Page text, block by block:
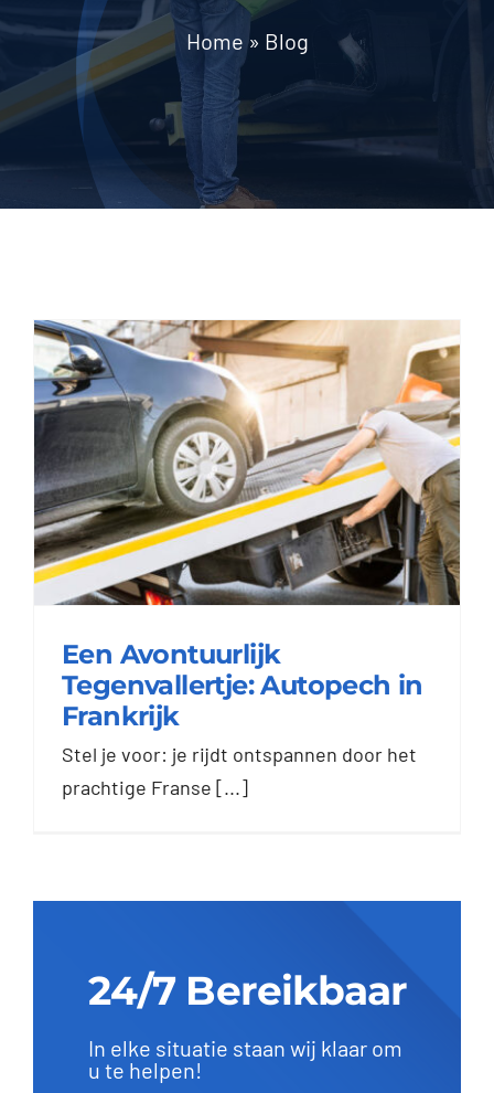
FAQ
Contact
Home » Blog
Een Avontuurlijk
Tegenvallertje:
Autopech in Frankrijk
Een Avontuurlijk
Tegenvallertje: Autopech in
Frankrijk
Stel je voor: je rijdt ontspannen door het
prachtige Franse [...]
24/7 Bereikbaar
In elke situatie staan wij klaar om
u te helpen!